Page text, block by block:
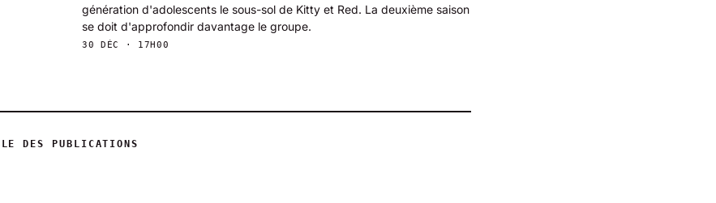
génération d'adolescents le sous-sol de Kitty et Red. La deuxième saison
se doit d'approfondir davantage le groupe.
30 DÉC · 17H00
DES PUBLICATIONS